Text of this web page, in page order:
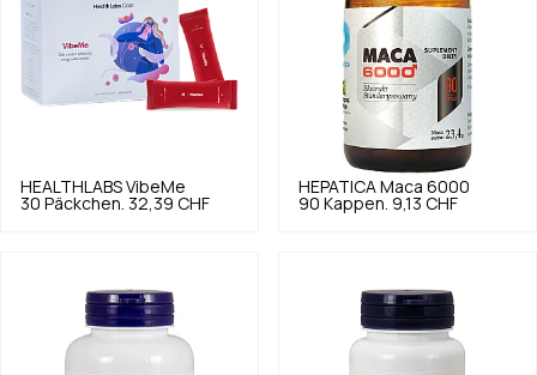
HEALTHLABS VibeMe
30 Päckchen. 32,39 CHF
HEPATICA Maca 6000
90 Kappen. 9,13 CHF